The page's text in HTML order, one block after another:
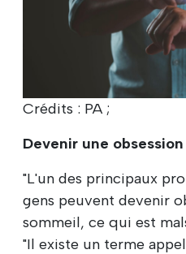
Crédits : PA ;
Devenir une obsession
"L'un des principaux
gens peuvent devenir
sommeil, ce qui est
"Il existe un terme